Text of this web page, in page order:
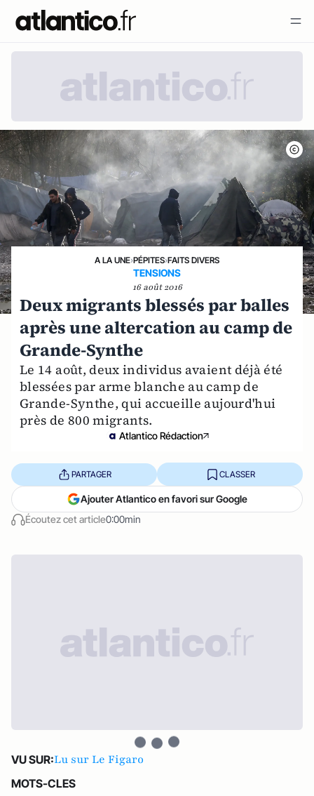
A LA UNE›PÉPITES›FAITS DIVERS
TENSIONS
16 août 2016
Deux migrants blessés par balles
après une altercation au camp de
Grande-Synthe
Le 14 août, deux individus avaient déjà été
blessées par arme blanche au camp de
Grande-Synthe, qui accueille aujourd'hui
près de 800 migrants.
Atlantico Rédaction
Écoutez cet article0:00min
PARTAGER CLASSER
Ajouter Atlantico en favori sur Google
VU SUR:Lu sur Le Figaro
MOTS-CLES